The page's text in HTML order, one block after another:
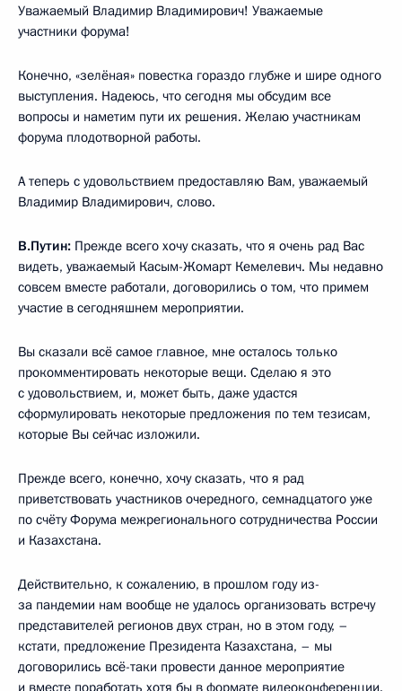
Уважаемый Владимир Владимирович! Уважаемые
участники форума!
Конечно, «зелёная» повестка гораздо глубже и шире одного
выступления. Надеюсь, что сегодня мы обсудим все
вопросы и наметим пути их решения. Желаю участникам
форума плодотворной работы.
А теперь с удовольствием предоставляю Вам, уважаемый
Владимир Владимирович, слово.
В.Путин: Прежде всего хочу сказать, что я очень рад Вас
видеть, уважаемый Касым-Жомарт Кемелевич. Мы недавно
совсем вместе работали, договорились о том, что примем
участие в сегодняшнем мероприятии.
Вы сказали всё самое главное, мне осталось только
прокомментировать некоторые вещи. Сделаю я это
с удовольствием, и, может быть, даже удастся
сформулировать некоторые предложения по тем тезисам,
которые Вы сейчас изложили.
Прежде всего, конечно, хочу сказать, что я рад
приветствовать участников очередного, семнадцатого уже
по счёту Форума межрегионального сотрудничества России
и Казахстана.
Действительно, к сожалению, в прошлом году из-
за пандемии нам вообще не удалось организовать встречу
представителей регионов двух стран, но в этом году, –
кстати, предложение Президента Казахстана, – мы
договорились всё-таки провести данное мероприятие
и вместе поработать хотя бы в формате видеоконференции.